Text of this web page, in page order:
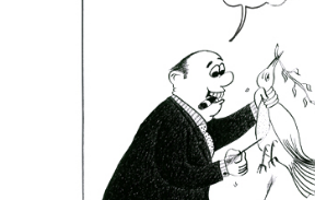
Levent Öncü
Lütfü Çakın
Mahmut Akgün
Mehmet Selçuk